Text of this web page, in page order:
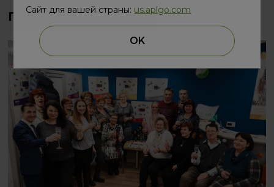
ПЕРВЫЙ COFFEE DAY В ЭТОМ ГОДУ
Сайт для вашей страны: us.aplgo.com
OK